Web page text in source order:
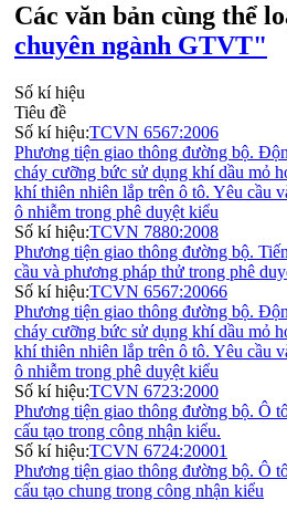
Các văn bản cùng thể
chuyên ngành GTVT"
Số kí hiệu
Tiêu đề
Số kí hiệu:TCVN 6567:2006
Phương tiện giao thông đường bộ.
cháy cưỡng bức sử dụng khí dầu mỏ
khí thiên nhiên lắp trên ô tô. Yêu cầu
ô nhiễm trong phê duyệt kiểu
Số kí hiệu:TCVN 7880:2008
Phương tiện giao thông đường bộ.
cầu và phương pháp thử trong phê
Số kí hiệu:TCVN 6567:20066
Phương tiện giao thông đường bộ.
cháy cưỡng bức sử dụng khí dầu mỏ
khí thiên nhiên lắp trên ô tô. Yêu cầu
ô nhiễm trong phê duyệt kiểu
Số kí hiệu:TCVN 6723:2000
Phương tiện giao thông đường bộ. Ô
cấu tạo trong công nhận kiểu.
Số kí hiệu:TCVN 6724:20001
Phương tiện giao thông đường bộ. Ô
cấu tạo chung trong công nhận kiểu